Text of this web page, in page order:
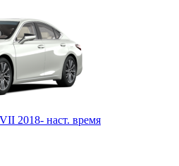
2018- наст. время